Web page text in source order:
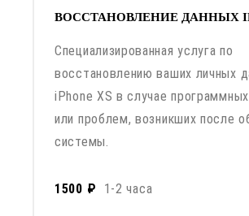
ВОССТАНОВЛЕНИЕ ДАННЫХ
Специализированная услуга по
восстановлению ваших личных
iPhone XS в случае
или проблем, возникших после
системы.
1500 ₽ 1-2 часа